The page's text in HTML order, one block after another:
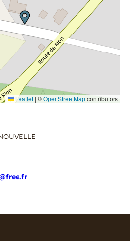
Leaflet | ©OpenStreetMapcontributors